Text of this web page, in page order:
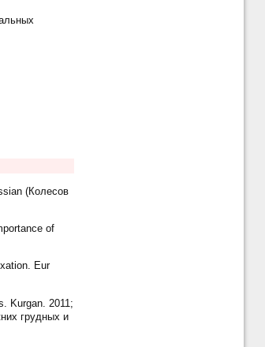
(Колесов
of
Eur
Kurgan. 2011;
грудных и